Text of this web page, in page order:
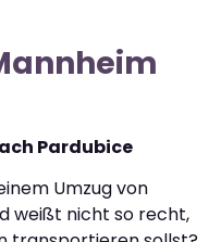
Pardubice
Umzug von
weißt nicht so recht,